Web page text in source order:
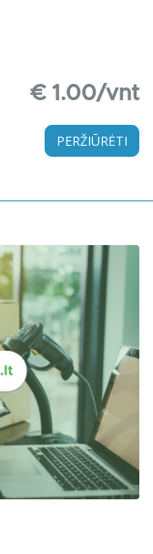
€ 1.00/vnt
PERŽIŪRĖTI